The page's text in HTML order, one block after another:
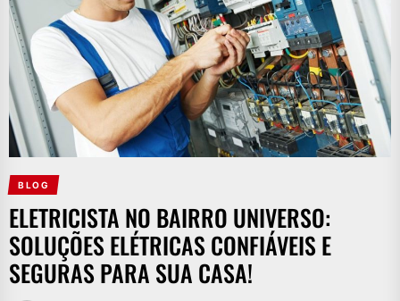
BLOG
ELETRICISTA NO BAIRRO UNIVERSO:
SOLUÇÕES ELÉTRICAS CONFIÁVEIS E
SEGURAS PARA SUA CASA!